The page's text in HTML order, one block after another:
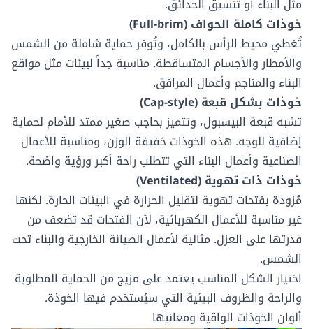
مثل البناء أو تنسيق الحدائق.
خوذات كاملة الحواف (Full-brim)
تُغطي محيط الرأس بالكامل، وتُوفر حماية شاملة من الشمس
والأمطار والأجسام المتساقطة. مناسبة جداً لبيئات مثل مواقع
البناء والمناجم وأعمال المرافق.
خوذات بشكل قبعة (Cap-style)
تشبه قبعة البيسبول، وتتميز بحاجب صغير ممتد للأمام لحماية
إضافية للوجه. هذه الخوذات خفيفة الوزن، ومناسبة للأعمال
الصناعية وأعمال البناء التي تتطلب راحة أكبر ورؤية واضحة.
خوذات ذات تهوية (Ventilated)
مُزودة بفتحات تهوية لتقليل الحرارة في البيئات الحارة. لكنها
غير مناسبة للأعمال الكهربائية، لأن الفتحات قد تضعف من
قدرتها على العزل. مثالية لأعمال الصيانة الخارجية والبناء تحت
الشمس.
اختيار الشكل المناسب يعتمد على مزيج من الحماية المطلوبة
والراحة والظروف البيئية التي سيُستخدم فيها الخوذة.
ألوان الخوذات الواقية ومعانيها